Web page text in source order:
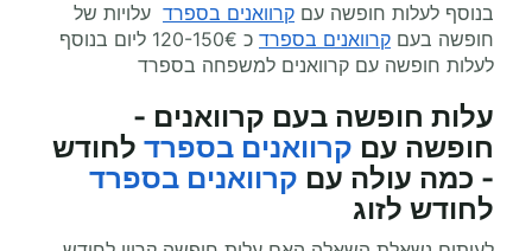
בנוסף לעלות חופשה עם קרוואנים בספרד עלויות של
חופשה בעם קרוואנים בספרד
כ 120-150€ ליום בנוסף
לעלות חופשה עם קרוואנים למשפחה בספרד
עלות חופשה בעם קרוואנים -
חופשה עם קרוואנים בספרד לחודש
- כמה עולה עם קרוואנים בספרד
לחודש לזוג